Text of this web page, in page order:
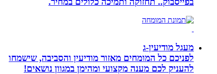
מעגל מודיעין-ג
לפניכם כל המומחים מאזור מודיעין והסביבה, שישמחו
להעניק לכם מענה מקצועי ומהימן במגוון נושאים!